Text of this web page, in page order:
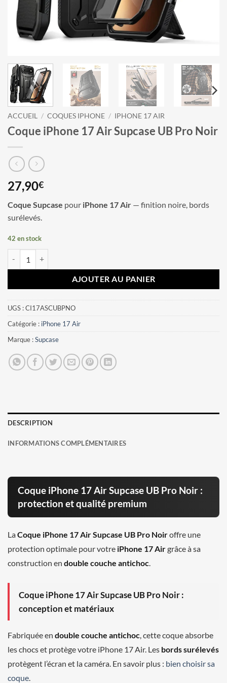
ACCUEIL / COQUES IPHONE / IPHONE 17 AIR
Coque iPhone 17 Air Supcase UB Pro Noir
27,90€
Coque Supcase pour iPhone 17 Air — finition noire, bords
surélevés.
42 en stock
AJOUTER AU PANIER
UGS :CI17ASCUBPNO
Catégorie : iPhone 17 Air
Marque :Supcase
DESCRIPTION
INFORMATIONS COMPLÉMENTAIRES
Coque iPhone 17 Air Supcase UB Pro Noir :
protection et qualité premium
LaCoque iPhone 17 Air Supcase UB Pro Noiroffre une
protection optimale pour votre iPhone 17 Airgrâce à sa
construction en double couche antichoc
Coque iPhone 17 Air Supcase UB Pro Noir :
conception et matériaux
Fabriquée en double couche antichoc , cette coque absorbe
les chocs et protège votre iPhone 17 Air. Les bords surélevés
protègent l’écran et la caméra. En savoir plus : bien choisir sa
coque